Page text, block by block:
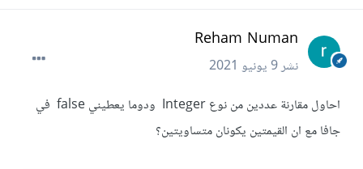
Reham Numan
نشر9 يونيو 2021
احاول مقارنة عددين من نوع Integer ودوما يعطيني false في
جافا مع ان القيمتين يكونان متساويتين؟